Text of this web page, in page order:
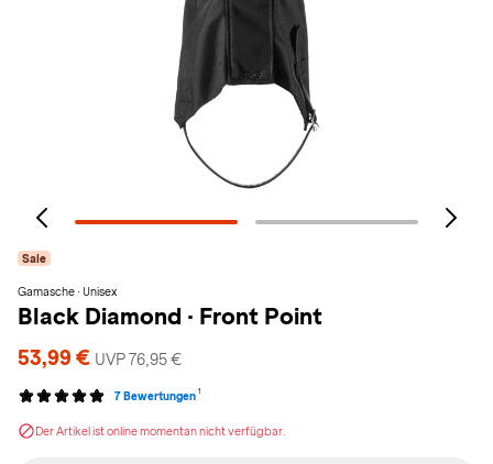
Sale
Gamasche · Unisex
Black Diamond · Front Point
53,99 € UVP 76,95 €
7 Bewertungen 1
Der Artikel ist online momentan nicht verfügbar.